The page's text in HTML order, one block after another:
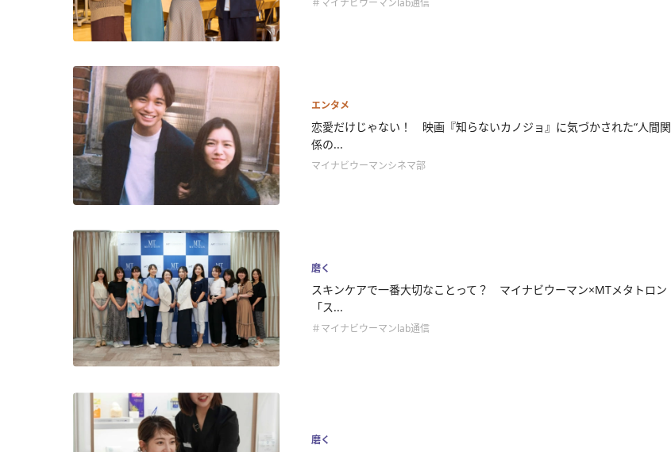
エンタメ
恋愛だけじゃない！ 映画『知らないカノジョ』に気づかされた“人間関
係の...
マイナビウーマンシネマ部
磨く
スキンケアで一番大切なことって？ マイナビウーマン×MTメタトロン
「ス...
＃マイナビウーマンlab通信
磨く